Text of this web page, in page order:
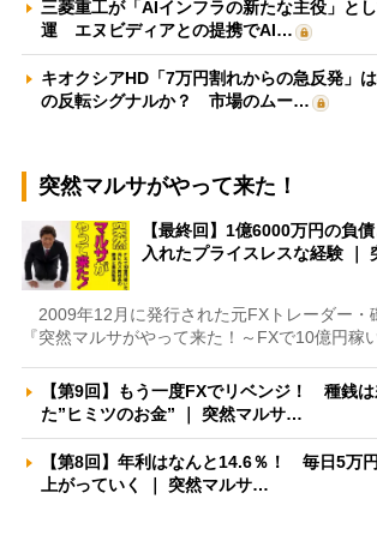
三菱重工が「AIインフラの新たな主役」と
運 エヌビディアとの提携でAI…
キオクシアHD「7万円割れからの急反発」
の反転シグナルか？ 市場のムー…
突然マルサがやって来た！
【最終回】1億6000万円の負
入れたプライスレスな経験 ｜
2009年12月に発行された元FXトレーダー・
『突然マルサがやって来た！～FXで10億円稼
【第9回】もう一度FXでリベンジ！ 種銭
た”ヒミツのお金” ｜ 突然マルサ…
【第8回】年利はなんと14.6％！ 毎日5万
上がっていく ｜ 突然マルサ…